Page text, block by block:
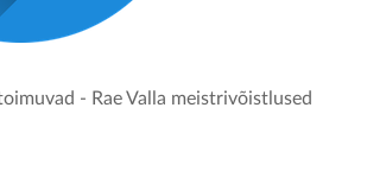
- Rae Valla meistrivõistlused